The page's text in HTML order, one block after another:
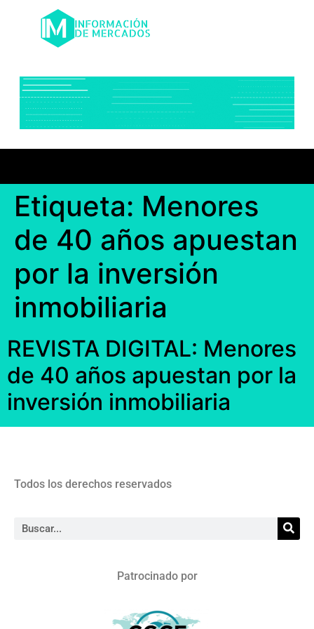
Etiqueta: Menores
de 40 años apuestan
por la inversión
inmobiliaria
REVISTA DIGITAL: Menores
de 40 años apuestan por la
inversión inmobiliaria
Todos los derechos reservados
Patrocinado por